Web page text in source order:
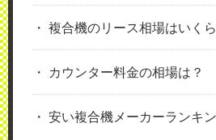
複合機のリース相場はいく
カウンター料金の相場は？
安い複合機メーカーランキ